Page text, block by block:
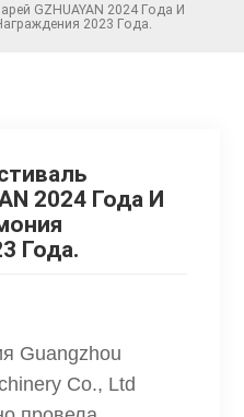
GZHUAYAN 2024 Года И
2023 Года.
2024 Года И
Года.
Guangzhou
Co., Ltd